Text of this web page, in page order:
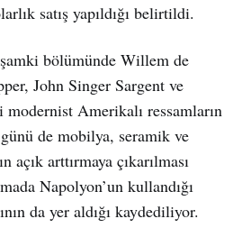
satış yapıldığı belirtildi.
bölümünde Willem de
John Singer Sargent ve
Amerikalı ressamların
de mobilya, seramik ve
açık arttırmaya çıkarılması
Napolyon’un kullandığı
da yer aldığı kaydediliyor.